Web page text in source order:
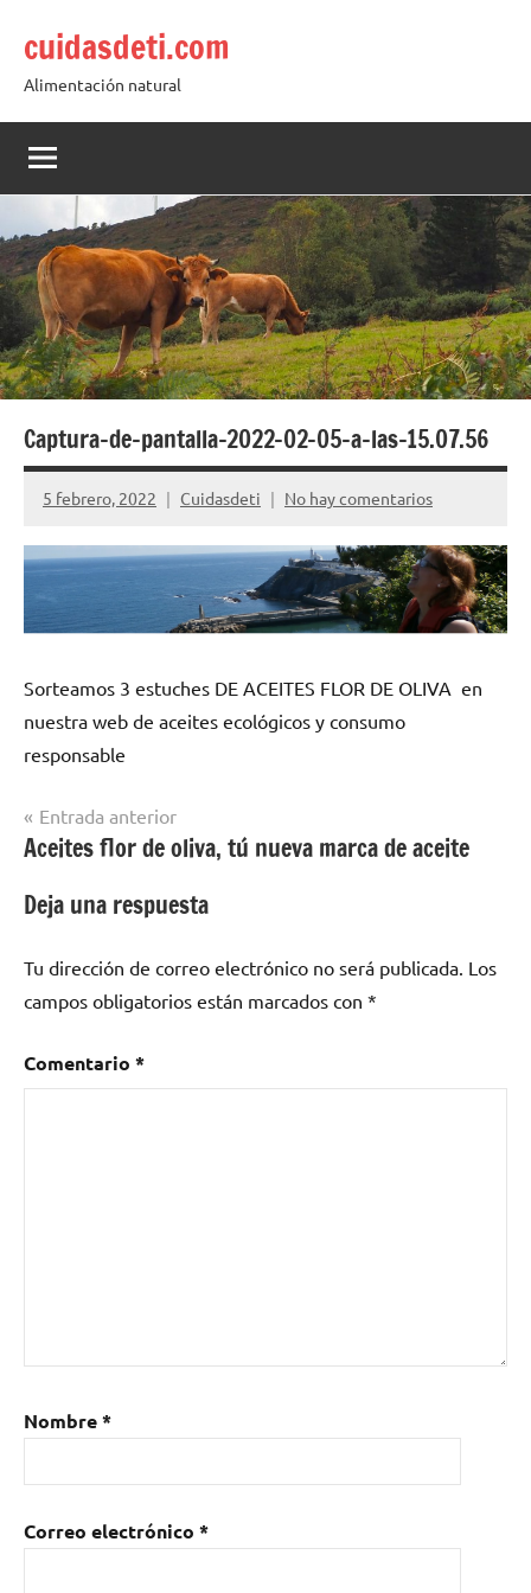
contenido
cuidasdeti.com
Alimentación natural
Captura-de-pantalla-2022-02-05-a-las-15.07.56
5 febrero, 2022 Cuidasdeti No hay comentarios
Sorteamos 3 estuches DE ACEITES FLOR DE OLIVA en
nuestra web de aceites ecológicos y consumo
responsable
Navegación
de
entradas
Entrada anterior
Aceites flor de oliva, tú nueva marca de aceite
Deja una respuesta
Tu dirección de correo electrónico no será publicada. Los
campos obligatorios están marcados con *
Comentario *
Nombre*
Correo electrónico *